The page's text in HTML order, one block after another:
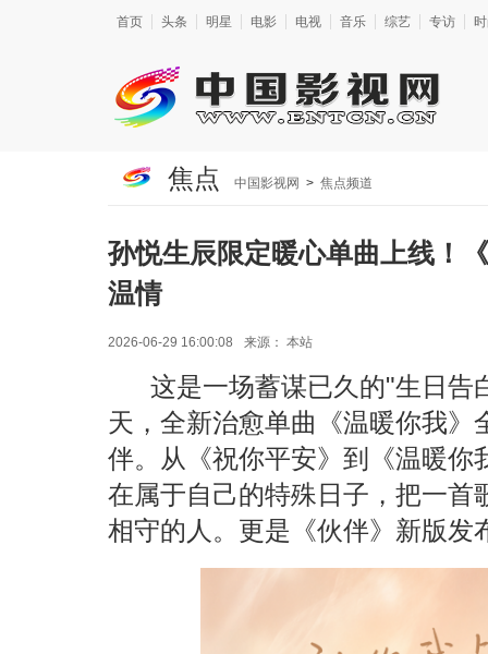
首页 头条 明星 电影 电视 音乐 综艺 专访
焦点 中国影视网 > 焦点频道
孙悦生辰限定暖心单曲上线！
温情
2026-06-29 16:00:08 来源： 本站
这是一场蓄谋已久的"生日告
天，全新治愈单曲《温暖你我
伴。从《祝你平安》到《温暖你
在属于自己的特殊日子，把一首
相守的人。更是《伙伴》新版发